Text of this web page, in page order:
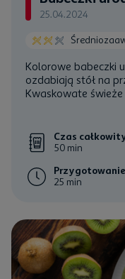
25.04.2024
Kolorowe babeczki
ozdabiają stół na
Kwaskowate świeże
Czas
50 min
Przygotowanie
25 min